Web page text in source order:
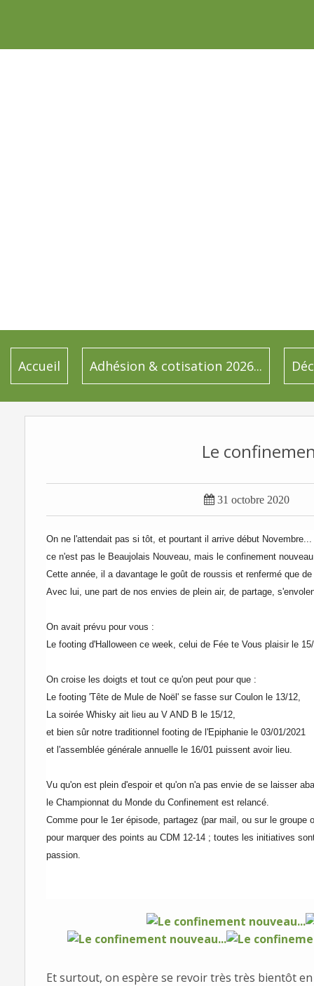
Accueil Adhésion & cotisation 2026...
Le
 31 octobre 2020
On ne l'attendait pas si tôt, et pourtant il arrive début Novembre...
ce n'est pas le Beaujolais Nouveau, mais le confinement
Cette année, il a davantage le goût de roussis et renfermé que
Avec lui, une part de nos envies de plein air, de partage,
On avait prévu pour vous :
Le footing d'Halloween ce week, celui de Fée te Vous plaisir le
On croise les doigts et tout ce qu'on peut pour que :
Le footing 'Tête de Mule de Noël' se fasse sur Coulon le 13/12,
La soirée Whisky ait lieu au V AND B le 15/12,
et bien sûr notre traditionnel footing de l'Epiphanie le 03/01/2021
et l'assemblée générale annuelle le 16/01 puissent avoir lieu.
Vu qu'on est plein d'espoir et qu'on n'a pas envie de se laisser
le Championnat du Monde du Confinement est relancé.
Comme pour le 1er épisode, partagez (par mail, ou sur le
pour marquer des points au CDM 12-14 ; toutes les initiatives
passion.
Et surtout, on espère se revoir très très bientôt